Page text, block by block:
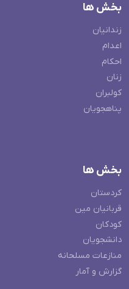
بخش ها
زندانیان
اعدام
احکام
زنان
کولبران
پناهجویان
بخش ها
کردستان
قربانیان مین
کودکان
دانشجویان
منازعات مسلحانه
گزارش و آمار